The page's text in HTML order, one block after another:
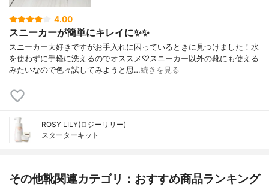
4.00
スニーカーが簡単にキレイに✨✨
スニーカー大好きですがお手入れに困っているときに見つけました！水
を使わずに手軽に洗えるのでオススメ♡スニーカー以外の靴にも使える
みたいなので色々試してみようと思…続きを見る
ROSY LILY(ロジーリリー)
スターターキット
その他靴関連カテゴリ：おすすめ商品ランキング